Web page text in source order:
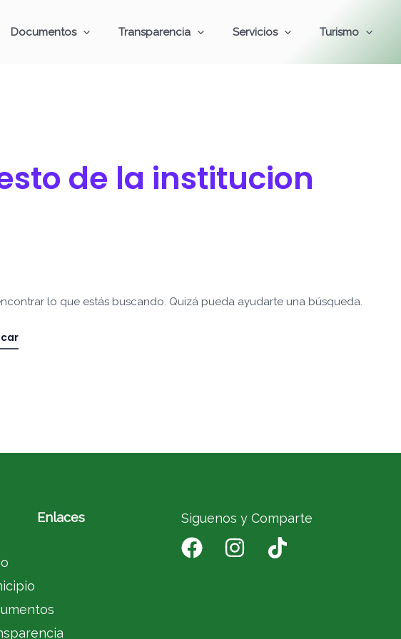
Documentos Transparencia Servicios Turismo
de la institucion
lo que estás buscando. Quizá pueda ayudarte una búsqueda.
Enlaces Siguenos y Comparte